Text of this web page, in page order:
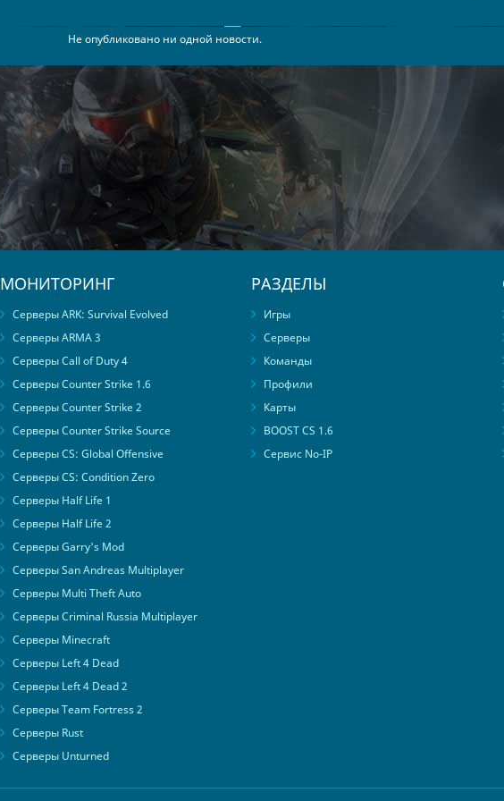
Не опубликовано ни одной новости.
МОНИТОРИНГ
Серверы ARK: Survival Evolved
Серверы ARMA 3
Серверы Call of Duty 4
Серверы Counter Strike 1.6
Серверы Counter Strike 2
Серверы Counter Strike Source
Серверы CS: Global Offensive
Серверы CS: Condition Zero
Серверы Half Life 1
Серверы Half Life 2
Серверы Garry's Mod
Серверы San Andreas Multiplayer
Серверы Multi Theft Auto
Серверы Criminal Russia Multiplayer
Серверы Minecraft
Серверы Left 4 Dead
Серверы Left 4 Dead 2
Серверы Team Fortress 2
Серверы Rust
Серверы Unturned
РАЗДЕЛЫ
Игры
Серверы
Команды
Профили
Карты
BOOST CS 1.6
Сервис No-IP